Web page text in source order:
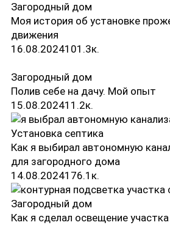
Загородный дом
Моя история об установке
движения
16.08.2024101.3к.
Загородный дом
Полив себе на дачу. Мой опыт
15.08.20241 1.2к.
Установка септика
Как я выбирал автономную
для загородного дома
14.08.2024176.1к.
Загородный дом
Как я сделал освещение участка